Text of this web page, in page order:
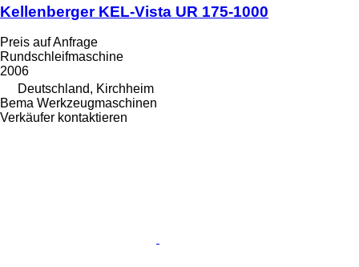
Kellenberger KEL-Vista UR 175-1000
Preis auf Anfrage
Rundschleifmaschine
2006
Deutschland, Kirchheim
Bema Werkzeugmaschinen
Verkäufer kontaktieren